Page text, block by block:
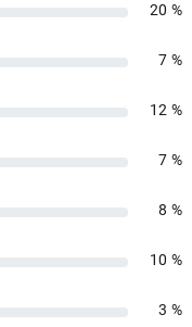
20 %
7 %
12 %
7 %
8 %
10 %
3 %